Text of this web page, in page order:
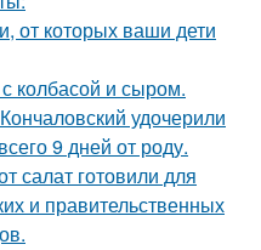
которых ваши дети
с колбасой и сыром.
удочерили
9 дней от роду.
салат готовили для
и правительственных